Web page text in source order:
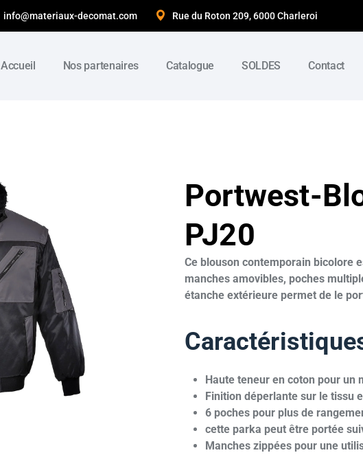
info@materiaux-decomat.com Rue du Roton 209, 6000 Charleroi
Accueil Nos partenaires Catalogue SOLDES Contact
Portwest-
PJ20
Ce blouson contemporain bicolore
manches amovibles, poches
étanche extérieure permet de le
Haute teneur en coton pour un
Finition déperlante sur le tissu
6 poches pour plus de
cette parka peut être portée
Manches zippées pour une